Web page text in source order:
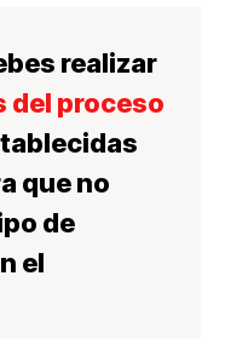
realizar
del proceso
que no
de
el